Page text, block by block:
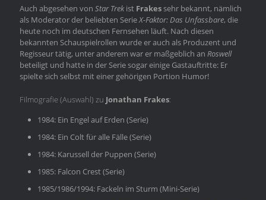
Auch abgesehen von Star Trekist Frakessehr bekannt, nämlich
als Moderator der beliebten SerieX-Faktor: Das Unfassbare, die
heute noch im deutschen Fernsehen läuft. Nach diesen
bekannten Schauspielrollen wurde er auch als Produzent und
Regisseur tätig, unter anderem war er maßgeblich an Roswell
beteiligt und hatte in der Serie sogar einige Gastauftritte: Er
spielte sich selbst mit einer gehörigen Portion Humor!
Filmografie (Auswahl) zu Jonathan Frakes:
1984: Ein Engel auf Erden (Serie)
1984: Ein Colt für alle Fälle (Serie)
1984: Karussell der Puppen (Serie)
1985: Falcon Crest (Serie)
1985/1986/1994: Fackeln im Sturm (Mini-Serie)